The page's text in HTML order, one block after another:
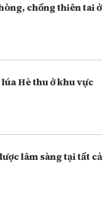
chống thiên tai ở
Hè thu ở khu vực
lâm sàng tại tất cả